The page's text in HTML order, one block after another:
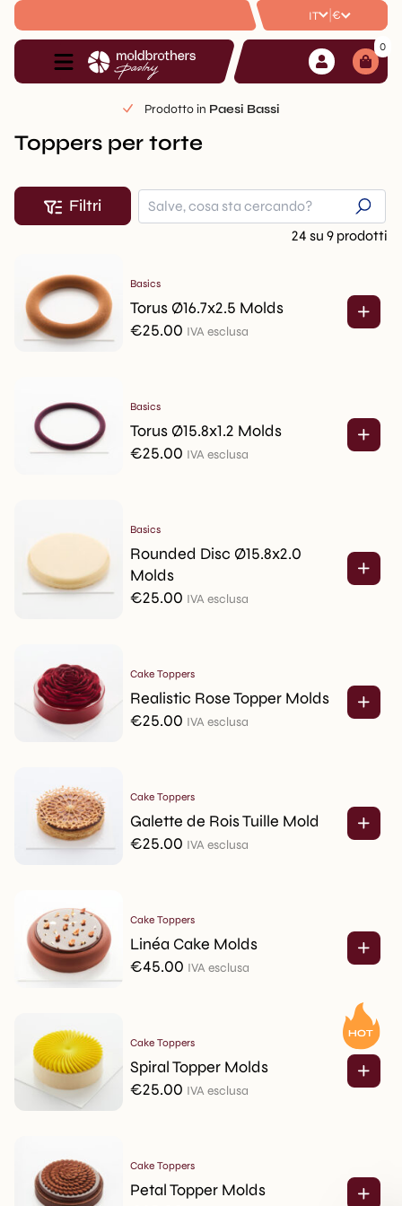
IT | €
0
Prodotto in Paesi Bassi
Toppers per torte
Filtri
24 su 9 prodotti
Basics
Torus Ø16.7x2.5 Molds
€25.00 IVA esclusa
Basics
Torus Ø15.8x1.2 Molds
€25.00 IVA esclusa
Basics
Rounded Disc Ø15.8x2.0
Molds
€25.00 IVA esclusa
Cake Toppers
Realistic Rose Topper Molds
€25.00 IVA esclusa
Cake Toppers
Galette de Rois Tuille Mold
€25.00 IVA esclusa
Cake Toppers
Linéa Cake Molds
€45.00 IVA esclusa
Cake Toppers
Spiral Topper Molds
€25.00 IVA esclusa
Cake Toppers
Petal Topper Molds